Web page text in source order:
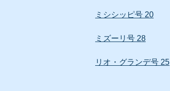
ミシシッピ号 20
ミズーリ号 28
リオ・グランデ号 25